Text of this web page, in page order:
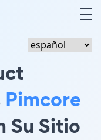
Pimcore
Su Sitio